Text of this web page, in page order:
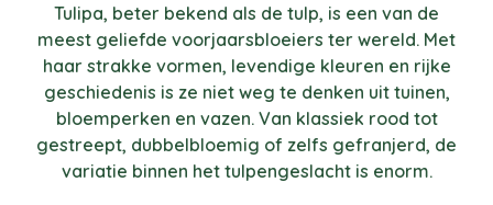
Tulipa, beter bekend als de tulp, is een van de
meest geliefde voorjaarsbloeiers ter wereld. Met
haar strakke vormen, levendige kleuren en rijke
geschiedenis is ze niet weg te denken uit tuinen,
bloemperken en vazen. Van klassiek rood tot
gestreept, dubbelbloemig of zelfs gefranjerd, de
variatie binnen het tulpengeslacht is enorm.